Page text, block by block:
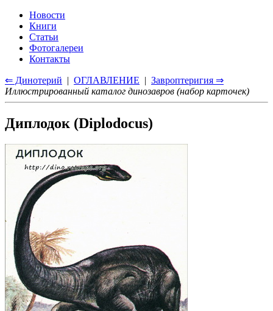
Новости
Книги
Статьи
Фотогалереи
Контакты
⇐ Динотерий | ОГЛАВЛЕНИЕ | Завроптеригия ⇒
Иллюстрированный каталог динозавров (набор карточек)
Диплодок (Diplodocus)